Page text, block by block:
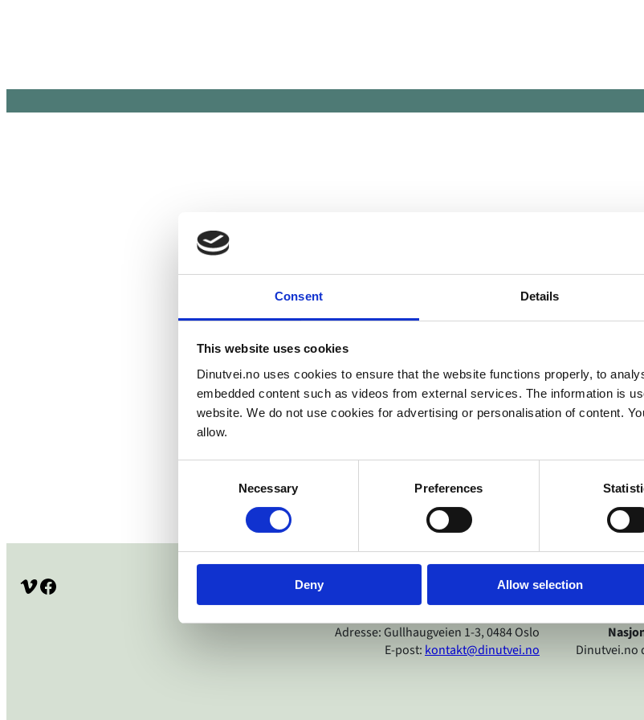
Consent Details
This website uses cookies
Dinutvei.no uses cookies to ensure that the website functions properly, to
embedded content such as videos from external services. The information is
website. We do not use cookies for advertising or personalisation of content.
allow.
Necessary Preferences
Deny Allow selection
Dinutvei.no
Adresse: Gullhaugveien 1-3, 0484 Oslo
E-post: kontakt@dinutvei.no
Facebook
Vimeo